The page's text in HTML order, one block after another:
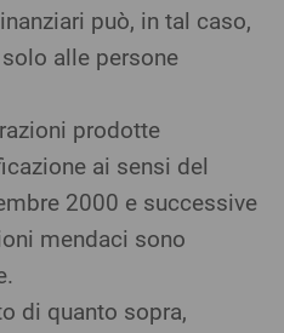
può, in tal caso,
alle persone
prodotte
ai sensi del
2000 e successive
mendaci sono
di quanto sopra,